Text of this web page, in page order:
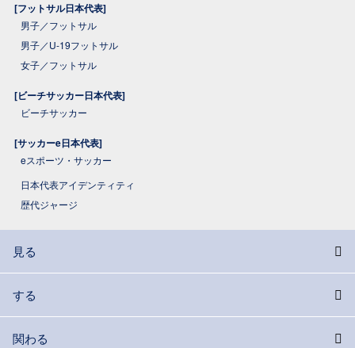
[フットサル日本代表]
男子／フットサル
男子／U-19フットサル
女子／フットサル
[ビーチサッカー日本代表]
ビーチサッカー
[サッカーe日本代表]
eスポーツ・サッカー
日本代表アイデンティティ
歴代ジャージ
見る
する
関わる